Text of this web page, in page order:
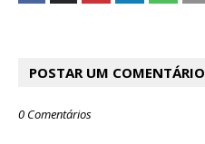
POSTAR UM COMENTÁRIO
0 Comentários